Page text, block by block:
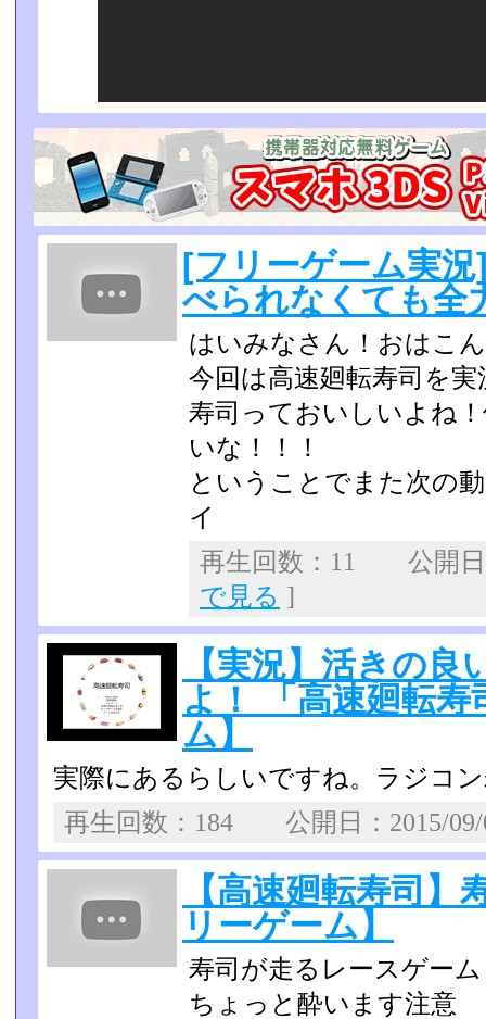
[フリーゲーム実
べられなくても全
はいみなさん！おはこ
今回は高速廻転寿司を
寿司っておいしいよね
いな！！！
ということでまた次の
イ
再生回数：11 公開
で見る ]
【実況】活きの
よ！ 「高速廻転
ム】
実際にあるらしいですね。ラジコ
再生回数：184 公開日：
【高速廻転寿司
リーゲーム】
寿司が走るレースゲーム
ちょっと酔います注意